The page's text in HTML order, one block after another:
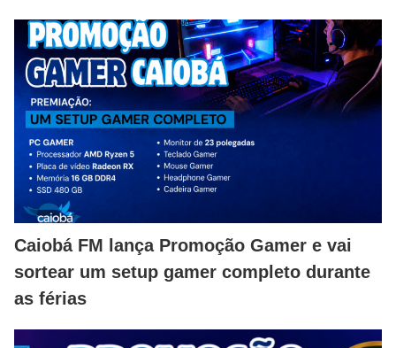
Caiobá FM lança Promoção Gamer e vai
sortear um setup gamer completo durante
as férias